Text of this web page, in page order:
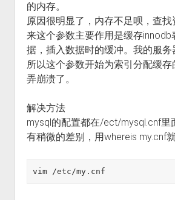
的内存。
原因很明显了，内存不足呗，查
来这个参数主要作用是缓存innodb
据，插入数据时的缓冲。我的服务
所以这个参数开始为索引分配缓存
弄崩溃了。
解决方法
mysql的配置都在/ect/mysql.cnf里
有稍微的差别，用whereis my.cnf